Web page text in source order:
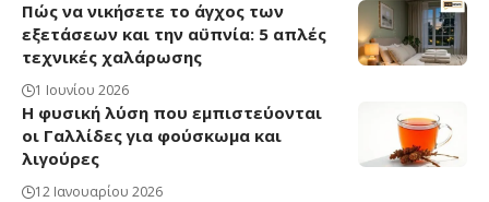
Πώς να νικήσετε το άγχος των
εξετάσεων και την αϋπνία: 5 απλές
τεχνικές χαλάρωσης
1 Ιουνίου 2026
Η φυσική λύση που εμπιστεύονται
οι Γαλλίδες για φούσκωμα και
λιγούρες
12 Ιανουαρίου 2026